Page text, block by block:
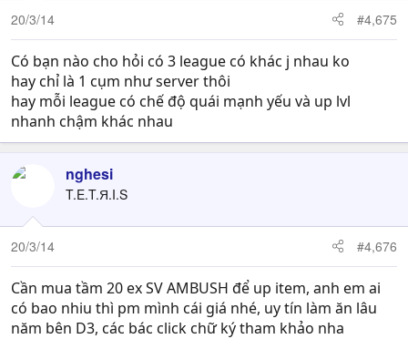
20/3/14 #4,675
Có bạn nào cho hỏi có 3 league có khác j nhau ko
hay chỉ là 1 cụm như server thôi
hay mỗi league có chế độ quái mạnh yếu và up lvl
nhanh chậm khác nhau
nghesi
T.E.T.Я.I.S
20/3/14 #4,676
Cần mua tầm 20 ex SV AMBUSH để up item, anh em ai
có bao nhiu thì pm mình cái giá nhé, uy tín làm ăn lâu
năm bên D3, các bác click chữ ký tham khảo nha